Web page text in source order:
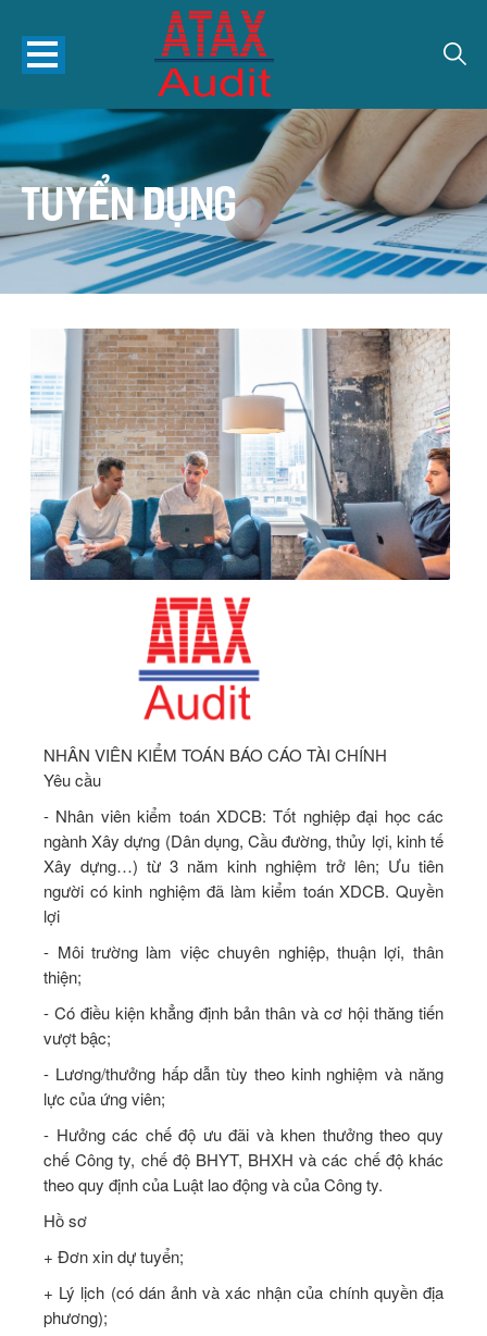
Tuyển dụng
NHÂN VIÊN KIỂM TOÁN BÁO CÁO TÀI CHÍNH
Yêu cầu
- Nhân viên kiểm toán XDCB: Tốt nghiệp đại học các
ngành Xây dựng (Dân dụng, Cầu đường, thủy lợi, kinh tế
Xây dựng…) từ 3 năm kinh nghiệm trở lên; Ưu tiên
người có kinh nghiệm đã làm kiểm toán XDCB. Quyền
lợi
- Môi trường làm việc chuyên nghiệp, thuận lợi, thân
thiện;
- Có điều kiện khẳng định bản thân và cơ hội thăng tiến
vượt bậc;
- Lương/thưởng hấp dẫn tùy theo kinh nghiệm và năng
lực của ứng viên;
- Hưởng các chế độ ưu đãi và khen thưởng theo quy
chế Công ty, chế độ BHYT, BHXH và các chế độ khác
theo quy định của Luật lao động và của Công ty.
Hồ sơ
+ Đơn xin dự tuyển;
+ Lý lịch (có dán ảnh và xác nhận của chính quyền địa
phương);